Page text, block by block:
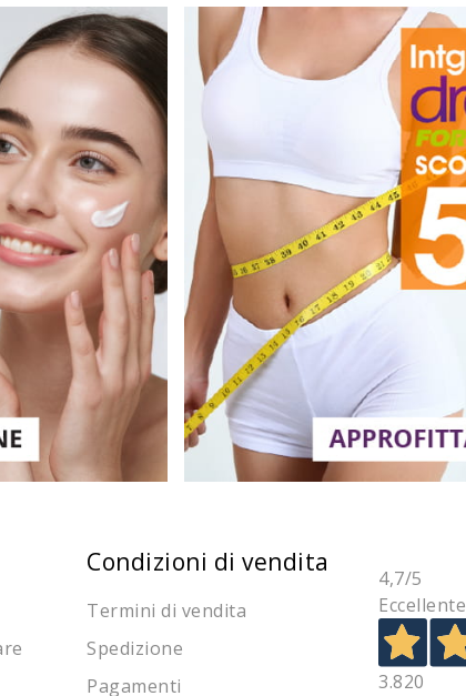
Condizioni di vendita
Termini di vendita
Spedizione
Pagamenti
4,7/5
Eccellente
3.820